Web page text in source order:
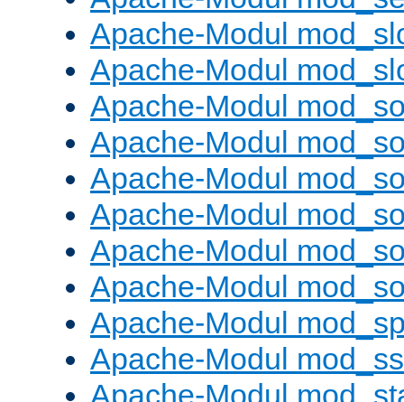
Apache-Modul
Apache-Modul
Apache-Modul
Apache-Modul
Apache-Modul
Apache-Modul
Apache-Modul
Apache-Modul
Apache-Modul
Apache-Modul
Apache-Modul